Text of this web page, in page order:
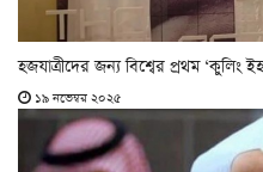
হজযাত্রীদের জন্য বিশ্বের প্রথম
১৯ নভেম্বর ২০২৫